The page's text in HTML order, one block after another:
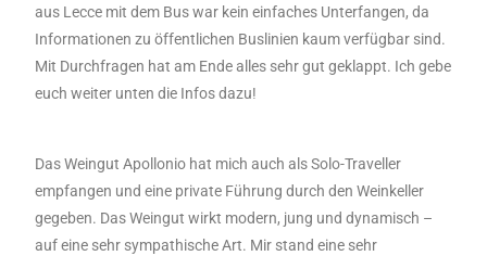
aus Lecce mit dem Bus war kein einfaches Unterfangen, da
Informationen zu öffentlichen Buslinien kaum verfügbar sind.
Mit Durchfragen hat am Ende alles sehr gut geklappt. Ich gebe
euch weiter unten die Infos dazu!
Das Weingut Apollonio hat mich auch als Solo-Traveller
empfangen und eine private Führung durch den Weinkeller
gegeben. Das Weingut wirkt modern, jung und dynamisch –
auf eine sehr sympathische Art. Mir stand eine sehr